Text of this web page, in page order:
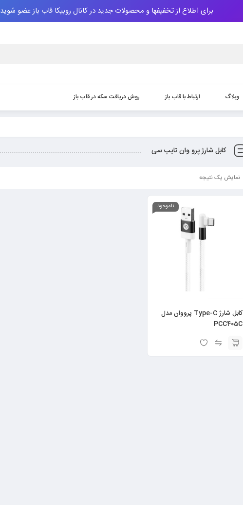
برای اطلاع از تخفیفها و محصولات جدید در کانال روبیکا قاب باز عضو شوید
وبلاگ ارتباط با قاب باز روش دریافت سکه‌ در قاب باز
کابل شارژ پرو وان تایپ سی
نمایش یک نتیجه
ناموجود
کابل شارژ Type-C پرووان مدل
PCC405C